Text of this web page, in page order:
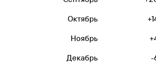
Октябрь
Ноябрь
Декабрь -